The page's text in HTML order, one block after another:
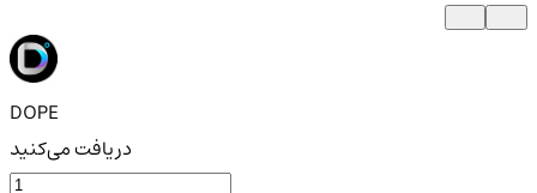
DOPE
دریافت می‌کنید